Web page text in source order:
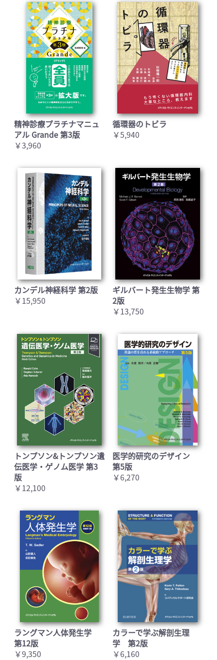
精神診療プラチナマニュ
アル Grande 第3版
￥3,960
循環器のトビラ
￥5,940
カンデル神経科学 第2版
￥15,950
ギルバート発生生物学 第
2版
￥13,750
トンプソン&トンプソン遺
伝医学・ゲノム医学 第3
版
￥12,100
医学的研究のデザイン
第5版
￥6,270
ラングマン人体発生学
第12版
￥9,350
カラーで学ぶ解剖生理
学 第2版
￥6,160